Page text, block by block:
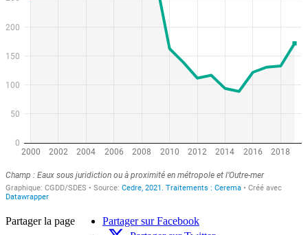
Partager la page
Partager sur Facebook